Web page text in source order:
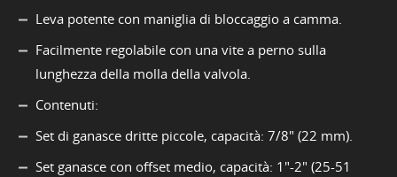
Leva potente con maniglia di bloccaggio a camma.
Facilmente regolabile con una vite a perno sulla
lunghezza della molla della valvola.
Contenuti:
Set di ganasce dritte piccole, capacità: 7/8" (22 mm).
Set ganasce con offset medio, capacità: 1"-2" (25-51